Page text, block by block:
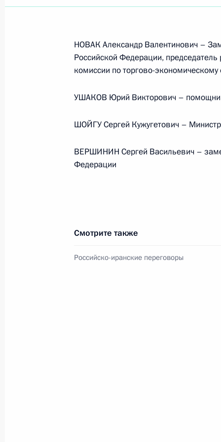
Министерства обороны
НОВАК Александр Валентинович –
Российской Федерации, председатель
комиссии по торгово-экономическому
УШАКОВ Юрий Викторович –
ШОЙГУ Сергей Кужугетович –
ВЕРШИНИН Сергей Васильевич –
Федерации
Смотрите также
Российско-иранские переговоры